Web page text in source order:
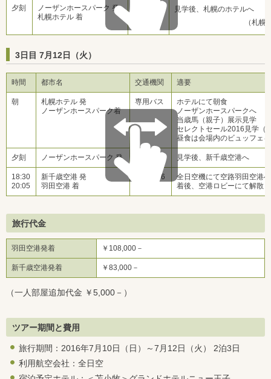
夕刻
ノーザンホースパーク 発
札幌ホテル 着
見学後、札幌のホテルへ
（札幌
3日目 7月12日（火）
時間 都市名 交通機関 適要
朝
札幌ホテル 発
ノーザンホースパーク着
専用バス
ホテルにて朝食
ノーザンホースパークへ
当歳馬（親子）展示見学
セレクトセール2016見学（
昼食は会場内のビュッフェ
夕刻 ノーザンホースパーク 発 見学後、新千歳空港へ
18:30
20:05
新千歳空港 発
羽田空港 着
ANA-076
全日空機にて空路羽田空港へ
着後、空港ロビーにて解散
旅行代金
羽田空港発着 ￥108,000－
新千歳空港発着 ￥83,000－
（一人部屋追加代金 ￥5,000－）
ツアー期間と費用
旅行期間：2016年7月10日（日）～7月12日（火） 2泊3日
利用航空会社：全日空